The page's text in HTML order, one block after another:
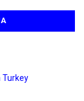
Turkey